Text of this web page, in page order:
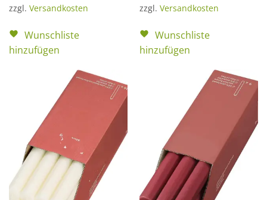
zzgl. Versandkosten
Wunschliste
hinzufügen
zzgl. Versandkosten
Wunschliste
hinzufügen